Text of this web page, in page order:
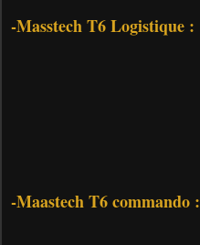
-Masstech T6 Logistique :
-Maastech T6 commando :